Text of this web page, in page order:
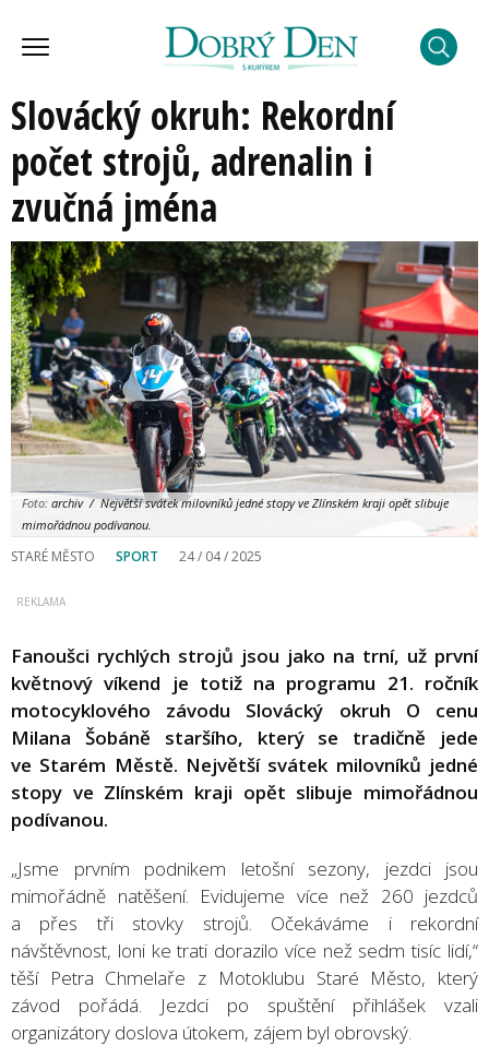
Slovácký okruh: Rekordní
počet strojů, adrenalin i
zvučná jména
Foto: archiv / Největší svátek milovníků jedné stopy ve Zlínském kraji opět slibuje
mimořádnou podívanou.
STARÉ MĚSTO SPORT 24 / 04 / 2025
Fanoušci rychlých strojů jsou jako na trní, už první
květnový víkend je totiž na programu 21. ročník
motocyklového závodu Slovácký okruh O cenu
Milana Šobáně staršího, který se tradičně jede
ve Starém Městě. Největší svátek milovníků jedné
stopy ve Zlínském kraji opět slibuje mimořádnou
podívanou.
„Jsme prvním podnikem letošní sezony, jezdci jsou
mimořádně natěšení. Evidujeme více než 260 jezdců
a přes tři stovky strojů. Očekáváme i rekordní
návštěvnost, loni ke trati dorazilo více než sedm tisíc lidí,“
těší Petra Chmelaře z Motoklubu Staré Město, který
závod pořádá. Jezdci po spuštění přihlášek vzali
organizátory doslova útokem, zájem byl obrovský.